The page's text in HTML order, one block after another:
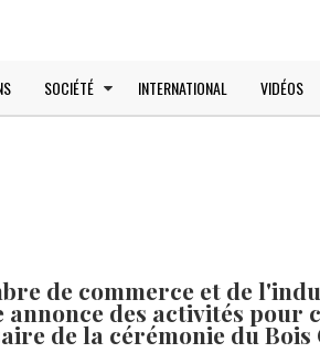
SOCIÉTÉ INTERNATIONAL VIDÉOS
de commerce et de
des activités pour
de la cérémonie du Bois